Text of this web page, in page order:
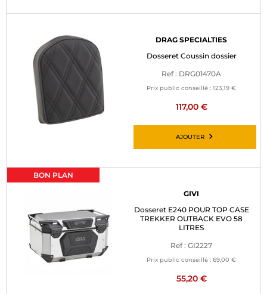
DRAG SPECIALTIES
Dosseret Coussin dossier
Ref : DRG01470A
Prix public conseillé : 123,19 €
117,00 €
AJOUTER
BON PLAN
GIVI
Dosseret E240 POUR TOP CASE
TREKKER OUTBACK EVO 58
LITRES
Ref : GI2227
Prix public conseillé : 69,00 €
55,20 €